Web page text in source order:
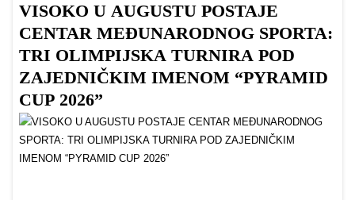
VISOKO U AUGUSTU POSTAJE
CENTAR MEĐUNARODNOG SPORTA:
TRI OLIMPIJSKA TURNIRA POD
ZAJEDNIČKIM IMENOM “PYRAMID
CUP 2026”